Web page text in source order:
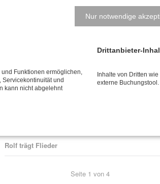
Hauptsache bewegen? Hauptsache essen?
Quatsch!
Rolf trägt Flieder
Seite 1 von 4
Nur notwendige
Funktionen ermöglichen,
und
kann nicht abgelehnt
Drittanbieter-
Inhalte von Dritten
externe Buchungstool.